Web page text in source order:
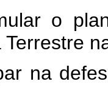
o
na